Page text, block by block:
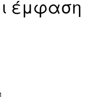
έμφαση
4